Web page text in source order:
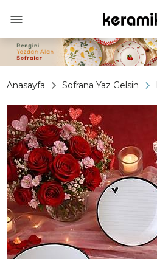
Anasayfa Sofrana Yaz Gelsin